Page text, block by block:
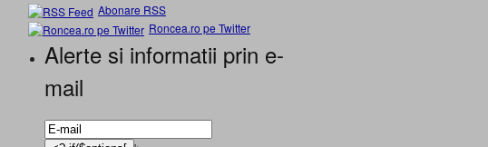
Abonare RSS
Roncea.ro pe Twitter
Alerte si informatii prin e-
mail